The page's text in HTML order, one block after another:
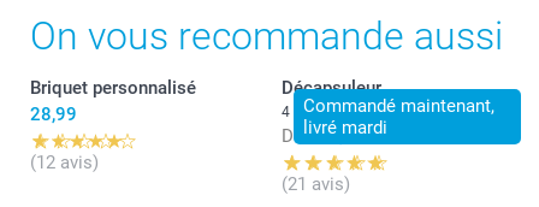
On vous recommande aussi
Briquet personnalisé
28,99
(12 avis)
Commandé maintenant,
livré mardi
Décapsuleur
4 variantes
Dès 14,99
(21 avis)